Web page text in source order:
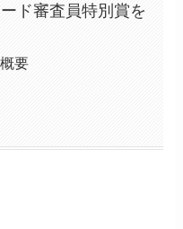
ド審査員特別賞を
要